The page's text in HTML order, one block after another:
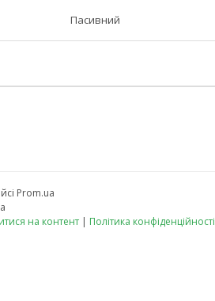
Пасивний
Prom.ua
на контент | Політика конфіденційності